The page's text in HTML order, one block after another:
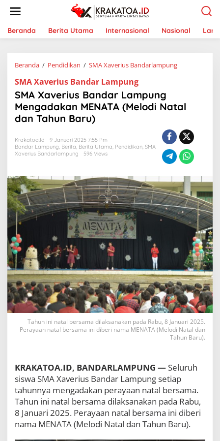
t
Beranda Berita Utama Internasional Nasional
Beranda / Pendidikan / SMA Xaverius Bandarlampung
v
u
s
B
n
d
a
r
L
a
u
g
M
e
n
g
a
d
a
k
M
N
A
T
A
M
SMA Xaverius Bandar Lampung
SMA Xaverius Bandar Lampung
Mengadakan MENATA (Melodi Natal
dan Tahun Baru)
Krakatoa.id
9 Januari 2025 7:55 Pm
Bandar Lampung, Berita, Berita Utama, Pendidikan, SMA
Xaverius Bandarlampung
596 Views
Tahun ini natal bersama dilaksanakan pada Rabu, 8 Januari 2025.
Perayaan natal bersama ini diberi nama MENATA (Melodi Natal dan
Tahun Baru).
KRAKATOA.ID, BANDARLAMPUNG — Seluruh
siswa SMA Xaverius Bandar Lampung setiap
tahunnya mengadakan perayaan natal bersama.
Tahun ini natal bersama dilaksanakan pada Rabu,
8 Januari 2025. Perayaan natal bersama ini diberi
nama MENATA (Melodi Natal dan Tahun Baru).